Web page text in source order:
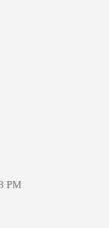
PM